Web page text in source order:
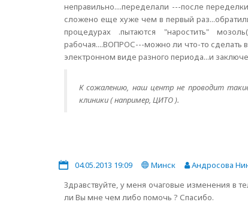
неправильно....переделали ---после
сложено еще хуже чем в первый
процедурах .пытаются "наростить"
рабочая....ВОПРОС---можно ли что-то сделать
электронном виде разного периода...и
К сожалению, наш центр не проводит
клиники ( например, ЦИТО ).
04.05.2013 19:09 Минск
Андросова
Здравствуйте, у меня очаговые изменения в
ли Вы мне чем либо помочь ? Спасибо.